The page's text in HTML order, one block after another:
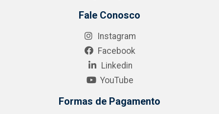
Fale Conosco
Instagram
Facebook
Linkedin
YouTube
Formas de Pagamento